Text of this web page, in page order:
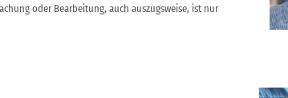
oder Bearbeitung, auch auszugsweise, ist nur